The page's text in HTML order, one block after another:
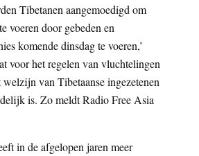
Tibetanen aangemoedigd om
voeren door gebeden en
komende dinsdag te voeren,’
voor het regelen van vluchtelingen
van Tibetaanse ingezetenen
is. Zo meldt Radio Free Asia
in de afgelopen jaren meer